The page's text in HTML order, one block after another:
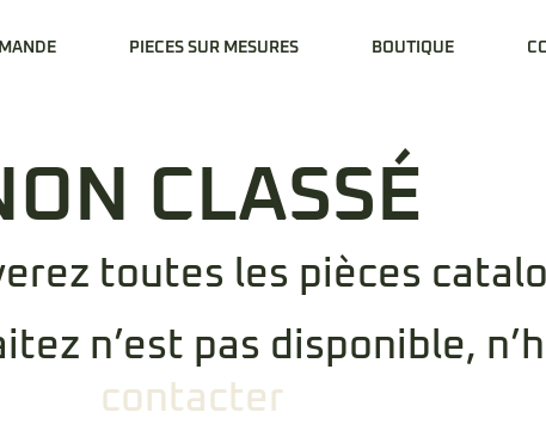
PIECES SUR MESURES BOUTIQUE
CLASSÉ
toutes les pièces
n’est pas disponible,
contacter